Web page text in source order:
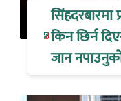
किन छिर्न
जान